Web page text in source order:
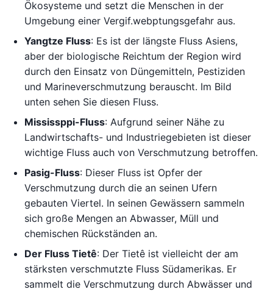
Ökosysteme und setzt die Menschen in der
Umgebung einer Vergif.webptungsgefahr aus.
Yangtze Fluss: Es ist der längste Fluss Asiens,
aber der biologische Reichtum der Region wird
durch den Einsatz von Düngemitteln, Pestiziden
und Marineverschmutzung berauscht. Im Bild
unten sehen Sie diesen Fluss.
Mississppi-Fluss: Aufgrund seiner Nähe zu
Landwirtschafts- und Industriegebieten ist dieser
wichtige Fluss auch von Verschmutzung betroffen.
Pasig-Fluss: Dieser Fluss ist Opfer der
Verschmutzung durch die an seinen Ufern
gebauten Viertel. In seinen Gewässern sammeln
sich große Mengen an Abwasser, Müll und
chemischen Rückständen an.
Der Fluss Tietê: Der Tietê ist vielleicht der am
stärksten verschmutzte Fluss Südamerikas. Er
sammelt die Verschmutzung durch Abwässer und